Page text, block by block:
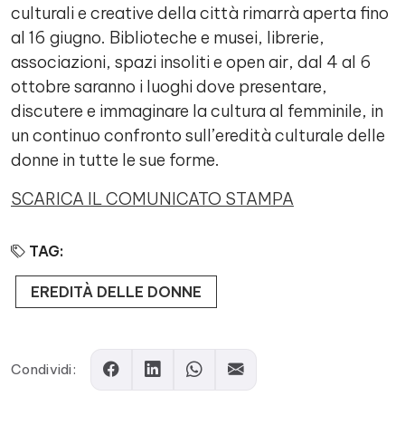
culturali e creative della città rimarrà aperta fino
al 16 giugno. Biblioteche e musei, librerie,
associazioni, spazi insoliti e open air, dal 4 al 6
ottobre saranno i luoghi dove presentare,
discutere e immaginare la cultura al femminile, in
un continuo confronto sull’eredità culturale delle
donne in tutte le sue forme.
SCARICA IL COMUNICATO STAMPA
TAG:
EREDITÀ DELLE DONNE
Condividi: